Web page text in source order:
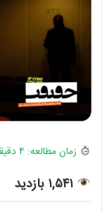
زمان مطالعه: ۴ دقیقه و ۳۲ ثانیه
۱,۵۴۱ بازدید